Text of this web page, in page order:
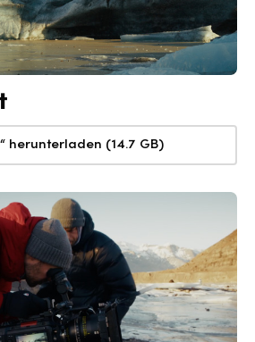
herunterladen (14.7 GB)